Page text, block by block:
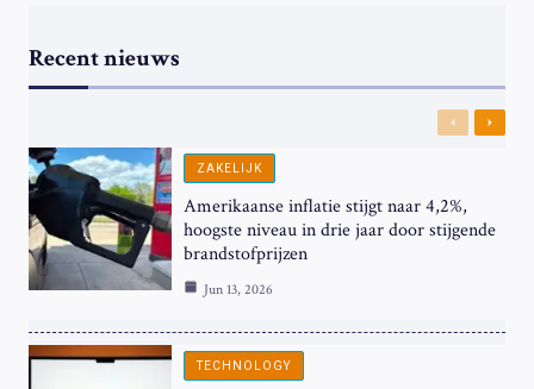
Recent nieuws
Previous
Next
ZAKELIJK
Amerikaanse inflatie stijgt naar 4,2%,
hoogste niveau in drie jaar door stijgende
brandstofprijzen
Jun 13, 2026
TECHNOLOGY